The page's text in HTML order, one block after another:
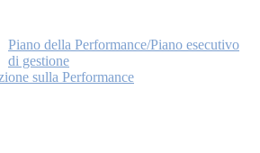
Piano della Performance/Piano esecutivo
di gestione
sulla Performance